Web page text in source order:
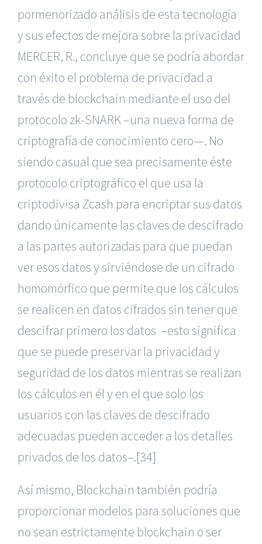
pormenorizado análisis de esta tecnología
y sus efectos de mejora sobre la privacidad
MERCER, R., concluye que se podría abordar
con éxito el problema de privacidad a
través de blockchain mediante el uso del
protocolo zk-SNARK –una nueva forma de
criptografía de conocimiento cero—. No
siendo casual que sea precisamente éste
protocolo criptográfico el que usa la
criptodivisa Zcash para encriptar sus datos
dando únicamente las claves de descifrado
a las partes autorizadas para que puedan
ver esos datos y sirviéndose de un cifrado
homomórfico que permite que los cálculos
se realicen en datos cifrados sin tener que
descifrar primero los datos –esto significa
que se puede preservar la privacidad y
seguridad de los datos mientras se realizan
los cálculos en él y en el que solo los
usuarios con las claves de descifrado
adecuadas pueden acceder a los detalles
privados de los datos–.[34]
Así mismo, Blockchain también podría
proporcionar modelos para soluciones que
no sean estrictamente blockchain o ser